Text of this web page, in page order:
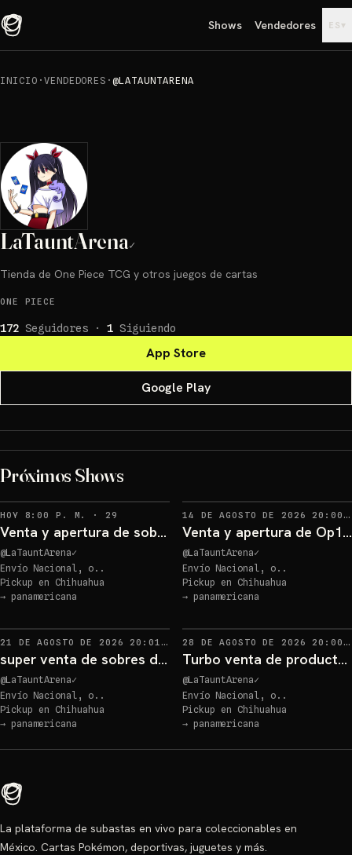
Shows Vendedores ES ▾
INICIO · VENDEDORES ·@LATAUNTARENA
LaTauntArena✓
Tienda de One Piece TCG y otros juegos de cartas
ONE PIECE
172 Seguidores · 1 Siguiendo
App Store
Google Play
Próximos Shows
HOY 8:00 P. M. · 29 RECORDATORIOS
Venta y apertura de sobres de One Piece!!
@LaTauntArena✓
Envío Nacional, o..
Pickup en Chihuahua
→ panamericana
14 DE AGOSTO DE 2026 20:00
Venta y apertura de Op13 y Eb03 en vivo!!
@LaTauntArena✓
Envío Nacional, o..
Pickup en Chihuahua
→ panamericana
21 DE AGOSTO DE 2026 20:01· 20RECORDATORIOS
super venta de sobres de One piece!!
@LaTauntArena✓
Envío Nacional, o..
Pickup en Chihuahua
→ panamericana
28 DE AGOSTO DE 2026 20:00
Turbo venta de producto sorpresa One Piece!!
@LaTauntArena✓
Envío Nacional, o..
Pickup en Chihuahua
→ panamericana
La plataforma de subastas en vivo para coleccionables en
México. Cartas Pokémon, deportivas, juguetes y más.